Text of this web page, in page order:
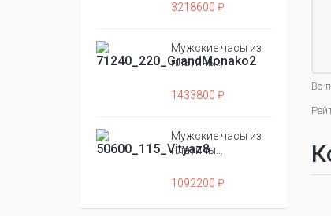
3218600 ₽
Мужские часы из
платины...
1433800 ₽
Мужские часы из
платины...
1092200 ₽
Во-